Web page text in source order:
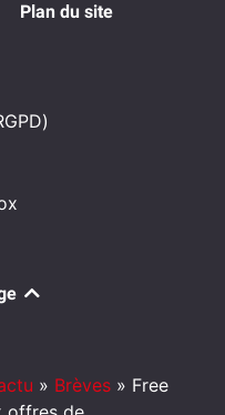
Plan du site
» Brèves » Free